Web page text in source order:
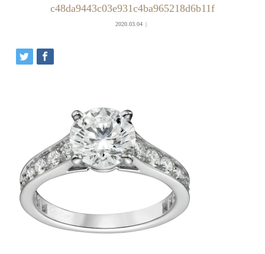
c48da9443c03e931c4ba965218d6b11f
2020.03.04